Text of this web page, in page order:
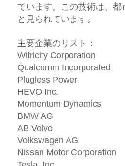
ています。この技術は、
と見られています。
主要企業のリスト：
Witricity Corporation
Qualcomm Incorporated
Plugless Power
HEVO Inc.
Momentum Dynamics
BMW AG
AB Volvo
Volkswagen AG
Nissan Motor Corporation